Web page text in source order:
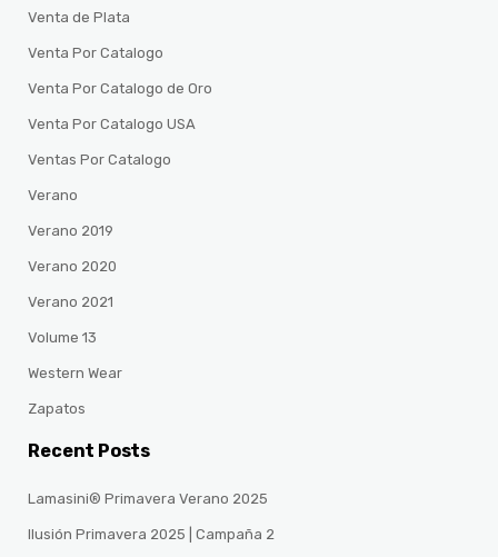
Venta de Plata
Venta Por Catalogo
Venta Por Catalogo de Oro
Venta Por Catalogo USA
Ventas Por Catalogo
Verano
Verano 2019
Verano 2020
Verano 2021
Volume 13
Western Wear
Zapatos
Recent Posts
Lamasini® Primavera Verano 2025
Ilusión Primavera 2025 | Campaña 2